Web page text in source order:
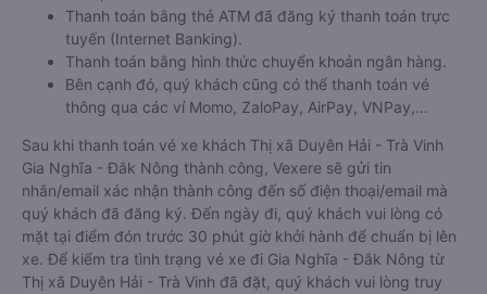
Thanh toán bằng thẻ ATM đã đăng ký thanh toán trực
tuyến (Internet Banking).
Thanh toán bằng hình thức chuyển khoản ngân hàng.
Bên cạnh đó, quý khách cũng có thể thanh toán vé
thông qua các ví Momo, ZaloPay, AirPay, VNPay,…
Sau khi thanh toán vé xe khách Thị xã Duyên Hải - Trà Vinh
Gia Nghĩa - Đắk Nông thành công, Vexere sẽ gửi tin
nhắn/email xác nhận thành công đến số điện thoại/email mà
quý khách đã đăng ký. Đến ngày đi, quý khách vui lòng có
mặt tại điểm đón trước 30 phút giờ khởi hành để chuẩn bị lên
xe. Để kiểm tra tình trạng vé xe đi Gia Nghĩa - Đắk Nông từ
Thị xã Duyên Hải - Trà Vinh đã đặt, quý khách vui lòng truy